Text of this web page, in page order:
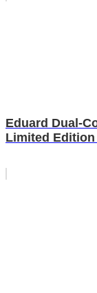
Eduard Dual-
Limited Edition